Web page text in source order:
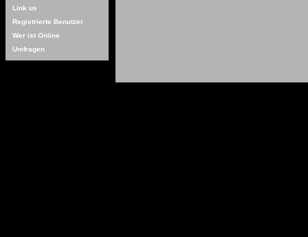
Link us
Registrierte Benutzer
Wer ist Online
Umfragen